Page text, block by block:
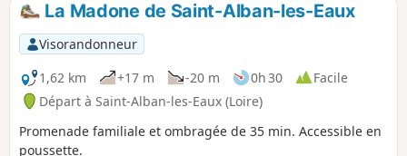
p
La Madone de Saint-Alban-les-Eaux
Visorandonneur
1,62 km
+17 m -20 m 0h 30
Facile
Départ à Saint-Alban-les-Eaux (Loire)
Promenade familiale et ombragée de 35 min. Accessible en
poussette.